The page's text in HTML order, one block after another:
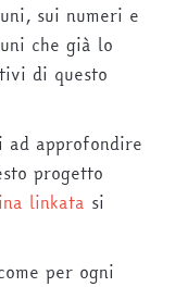
sui numeri e
che già lo
di questo
ad approfondire
progetto
linkata si
per ogni